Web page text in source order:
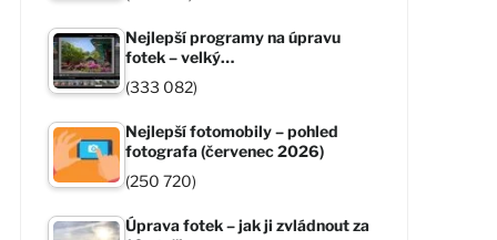
Nejlepší programy na úpravu
fotek – velký…
(333 082)
Nejlepší fotomobily – pohled
fotografa (červenec 2026)
(250 720)
Úprava fotek – jak ji zvládnout za